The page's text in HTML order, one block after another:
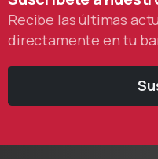
Recibe las últimas
directamente en tu